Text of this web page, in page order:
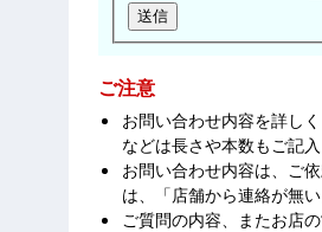
ご注意
お問い合わせ内容を詳し
などは長さや本数もご記入
お問い合わせ内容は、ご
は、「店舗から連絡が無
ご質問の内容、またお店